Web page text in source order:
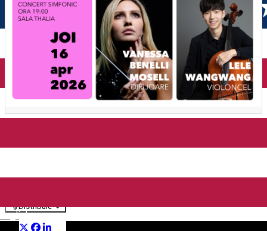
English
Benelli Mosell | Lele
Wangwang
Distribuie
Concert